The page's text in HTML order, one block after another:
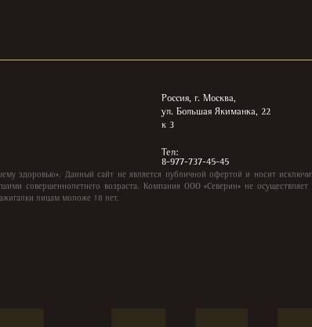
Россия, г. Москва,
ул. Большая Якиманка, 22
к 3
Тел:
8-977-737-45-45
здоровью». Данный сайт не является публичной офертой и носит
совершеннолетнего возраста. Компания ООО «Северин» не
лицам моложе 18 лет.